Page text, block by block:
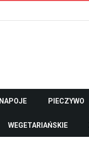
NAPOJE PIECZYWO
WEGETARIAŃSKIE